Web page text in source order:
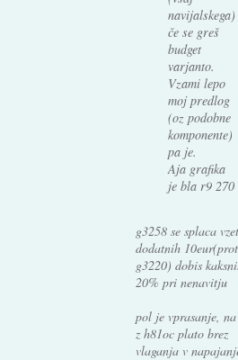
navijalskega)
če se greš
budget
varjanto.
Vzami lepo
moj predlog
(oz podobne
komponente)
pa je.
Aja grafika
je bla r9 270
g3258 se splaca
dodatnih
g3220) dobis
20% pri nenavitju
pol je vprasanje,
z h81oc plato brez
vlaganja v